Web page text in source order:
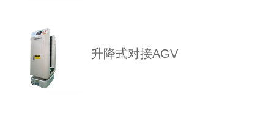
升降式对接AGV